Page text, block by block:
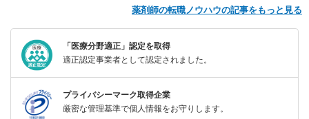
薬剤師の転職ノウハウの記事をもっと見る
「医療分野適正」認定を取得
適正認定事業者として認定されました。
プライバシーマーク取得企業
厳密な管理基準で個人情報をお守りします。